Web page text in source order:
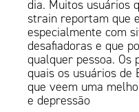
dia. Muitos usuários
strain reportam que
especialmente com
desafiadoras e que
qualquer pessoa. Os
quais os usuários
que veem uma
e depressão